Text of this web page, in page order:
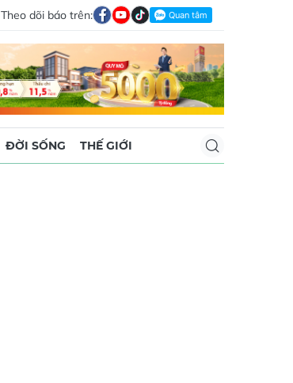
Theo dõi báo trên:
ĐỜI SỐNG THẾ GIỚI